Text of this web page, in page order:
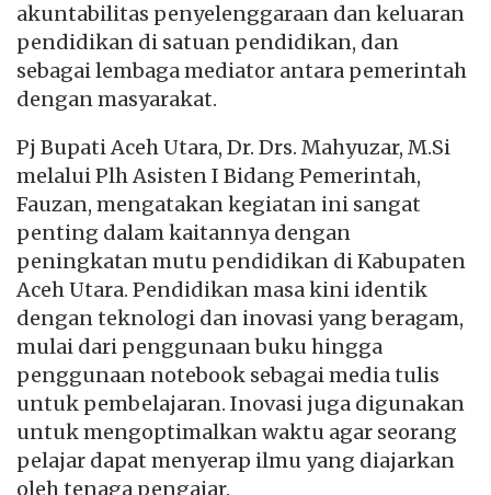
akuntabilitas penyelenggaraan dan keluaran
pendidikan di satuan pendidikan, dan
sebagai lembaga mediator antara pemerintah
dengan masyarakat.
Pj Bupati Aceh Utara, Dr. Drs. Mahyuzar, M.Si
melalui Plh Asisten I Bidang Pemerintah,
Fauzan, mengatakan kegiatan ini sangat
penting dalam kaitannya dengan
peningkatan mutu pendidikan di Kabupaten
Aceh Utara. Pendidikan masa kini identik
dengan teknologi dan inovasi yang beragam,
mulai dari penggunaan buku hingga
penggunaan notebook sebagai media tulis
untuk pembelajaran. Inovasi juga digunakan
untuk mengoptimalkan waktu agar seorang
pelajar dapat menyerap ilmu yang diajarkan
oleh tenaga pengajar.